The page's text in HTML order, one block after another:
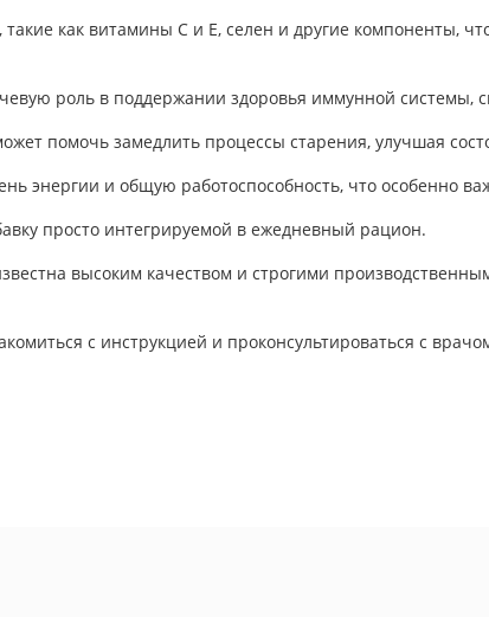
как витамины C и E, селен и другие компоненты,
роль в поддержании здоровья иммунной системы,
помочь замедлить процессы старения, улучшая
энергии и общую работоспособность, что особенно
просто интегрируемой в ежедневный рацион.
высоким качеством и строгими
с инструкцией и проконсультироваться с